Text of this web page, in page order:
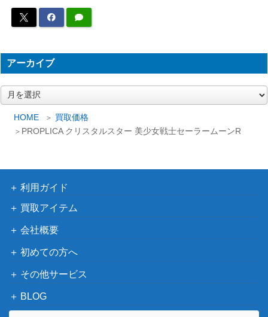
HOME
買取価格
PROPLICA クリスタルスター 美少女戦士セーラームーンR
アーカイブ
ー
利用ガイド
買取アイテム
会社概要
初めての方へ
その他サービス
BLOG